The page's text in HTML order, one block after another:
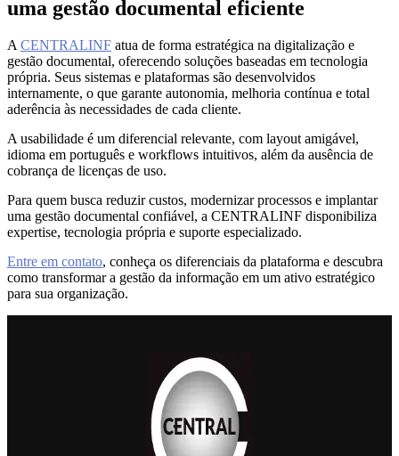
uma gestão documental eficiente
ACENTRALINF atua de forma estratégica na digitalização e
gestão documental, oferecendo soluções baseadas em tecnologia
própria. Seus sistemas e plataformas são desenvolvidos
internamente, o que garante autonomia, melhoria contínua e total
aderência às necessidades de cada cliente.
A usabilidade é um diferencial relevante, com layout amigável,
idioma em português e workflows intuitivos, além da ausência de
cobrança de licenças de uso.
Para quem busca reduzir custos, modernizar processos e implantar
uma gestão documental confiável, a CENTRALINF disponibiliza
expertise, tecnologia própria e suporte especializado.
Entre em contato, conheça os diferenciais da plataforma e descubra
como transformar a gestão da informação em um ativo estratégico
para sua organização.